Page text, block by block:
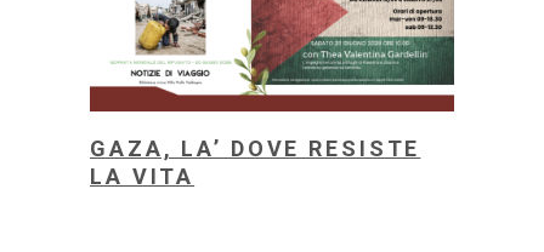
GAZA, LA’ DOVE RESISTE
LA VITA